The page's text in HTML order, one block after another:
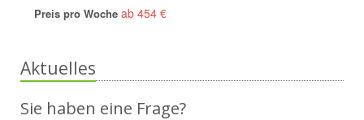
Preis pro Woche ab 454 €
Aktuelles
Sie haben eine Frage?